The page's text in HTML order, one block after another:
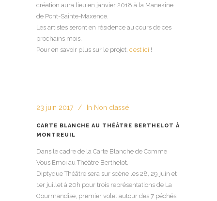
création aura lieu en janvier 2018 à la Manekine
de Pont-Sainte-Maxence.
Les artistes seront en résidence au cours de ces
prochains mois.
Pour en savoir plus sur le projet, c’est ici !
23 juin 2017 In Non classé
CARTE BLANCHE AU THÉÂTRE BERTHELOT À
MONTREUIL
Dans le cadre de la Carte Blanche de Comme
Vous Emoi au Théâtre Berthelot,
Diptyque Théâtre sera sur scène les 28, 29 juin et
1er juillet à 20h pour trois représentations de La
Gourmandise, premier volet autour des 7 péchés